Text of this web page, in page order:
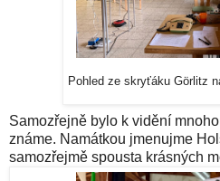
Pohled ze skryťáku Görlitz
Samozřejně bylo k vidění
známe. Namátkou jmenujme
samozřejmě spousta krásných